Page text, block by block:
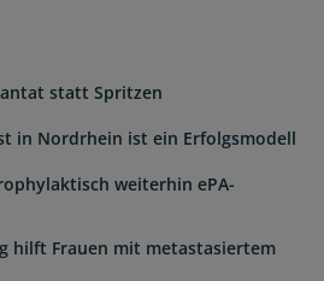
statt Spritzen
in Nordrhein ist ein Erfolgsmodell
weiterhin ePA-
hilft Frauen mit metastasiertem